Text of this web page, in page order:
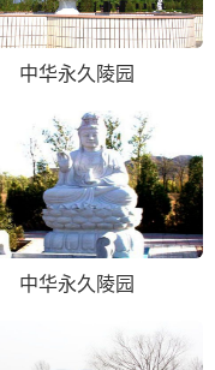
中华永久陵园
中华永久陵园